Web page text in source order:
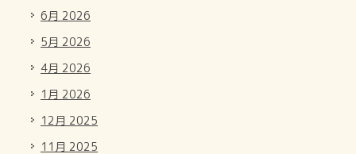
6月 2026
5月 2026
4月 2026
1月 2026
12月 2025
11月 2025